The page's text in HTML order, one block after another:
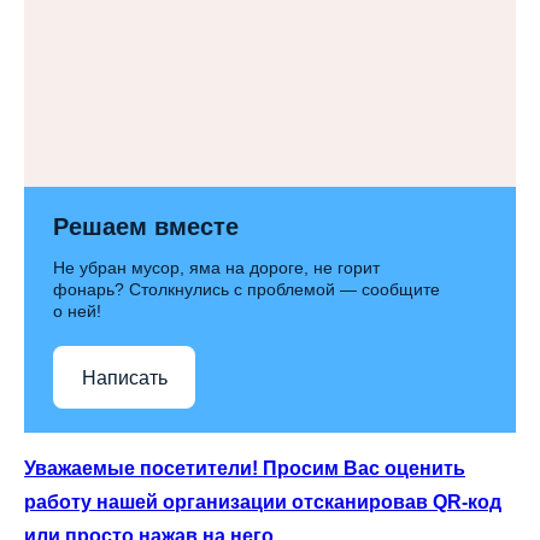
Решаем вместе
Не убран мусор, яма на дороге, не горит
фонарь? Столкнулись с проблемой — сообщите
о ней!
Написать
Уважаемые посетители! Просим Вас оценить
работу нашей организации отсканировав QR-код
или просто нажав на него.